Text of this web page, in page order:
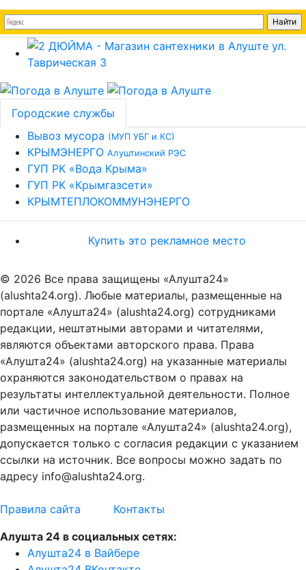
Городские службы
Вывоз мусора (МУП УБГ и КС)
КРЫМЭНЕРГО Алуштинский РЭС
ГУП РК «Вода Крыма»
ГУП РК «Крымгазсети»
КРЫМТЕПЛОКОММУНЭНЕРГО
Купить это рекламное место
© 2026 Все права защищены «Алушта24»
(alushta24.org). Любые материалы, размещенные на
портале «Алушта24» (alushta24.org) сотрудниками
редакции, нештатными авторами и читателями,
являются объектами авторского права. Права
«Алушта24» (alushta24.org) на указанные материалы
охраняются законодательством о правах на
результаты интеллектуальной деятельности. Полное
или частичное использование материалов,
размещенных на портале «Алушта24» (alushta24.org),
допускается только с согласия редакции с указанием
ссылки на источник. Все вопросы можно задать по
адресу info@alushta24.org.
Правила сайта
Контакты
Алушта 24 в социальных сетях:
Алушта24 в Вайбере